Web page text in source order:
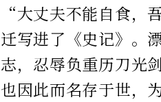
“大丈夫不能自食，
迁写进了《史记》。
志，忍辱负重历刀光
也因此而名存于世，